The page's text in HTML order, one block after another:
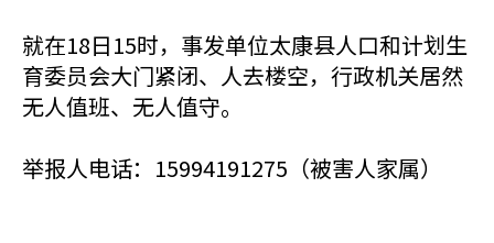
就在18日15时，事发单位太康县人口和计划生
育委员会大门紧闭、人去楼空，行政机关居然
无人值班、无人值守。
举报人电话：15994191275（被害人家属）